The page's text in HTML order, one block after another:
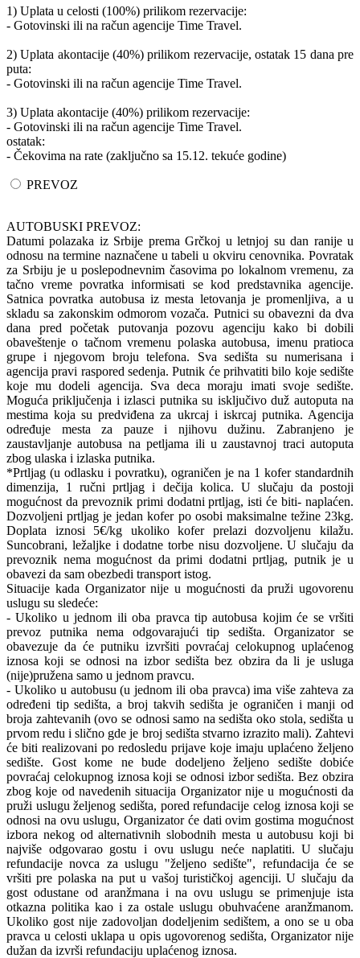
1) Uplata u celosti (100%) prilikom rezervacije:
- Gotovinski ili na račun agencije Time Travel.
2) Uplata akontacije (40%) prilikom rezervacije, ostatak 15 dana pre
puta:
- Gotovinski ili na račun agencije Time Travel.
3) Uplata akontacije (40%) prilikom rezervacije:
- Gotovinski ili na račun agencije Time Travel.
ostatak:
- Čekovima na rate (zaključno sa 15.12. tekuće godine)
PREVOZ
AUTOBUSKI PREVOZ:
Datumi polazaka iz Srbije prema Grčkoj u letnjoj su dan ranije u
odnosu na termine naznačene u tabeli u okviru cenovnika. Povratak
za Srbiju je u poslepodnevnim časovima po lokalnom vremenu, za
tačno vreme povratka informisati se kod predstavnika agencije.
Satnica povratka autobusa iz mesta letovanja je promenljiva, a u
skladu sa zakonskim odmorom vozača. Putnici su obavezni da dva
dana pred početak putovanja pozovu agenciju kako bi dobili
obaveštenje o tačnom vremenu polaska autobusa, imenu pratioca
grupe i njegovom broju telefona. Sva sedišta su numerisana i
agencija pravi raspored sedenja. Putnik će prihvatiti bilo koje sedište
koje mu dodeli agencija. Sva deca moraju imati svoje sedište.
Moguća priključenja i izlasci putnika su isključivo duž autoputa na
mestima koja su predviđena za ukrcaj i iskrcaj putnika. Agencija
određuje mesta za pauze i njihovu dužinu. Zabranjeno je
zaustavljanje autobusa na petljama ili u zaustavnoj traci autoputa
zbog ulaska i izlaska putnika.
*Prtljag (u odlasku i povratku), ograničen je na 1 kofer standardnih
dimenzija, 1 ručni prtljag i dečija kolica. U slučaju da postoji
mogućnost da prevoznik primi dodatni prtljag, isti će biti- naplaćen.
Dozvoljeni prtljag je jedan kofer po osobi maksimalne težine 23kg.
Doplata iznosi 5€/kg ukoliko kofer prelazi dozvoljenu kilažu.
Suncobrani, ležaljke i dodatne torbe nisu dozvoljene. U slučaju da
prevoznik nema mogućnost da primi dodatni prtljag, putnik je u
obavezi da sam obezbedi transport istog.
Situacije kada Organizator nije u mogućnosti da pruži ugovorenu
uslugu su sledeće:
- Ukoliko u jednom ili oba pravca tip autobusa kojim će se vršiti
prevoz putnika nema odgovarajući tip sedišta. Organizator se
obavezuje da će putniku izvršiti povraćaj celokupnog uplaćenog
iznosa koji se odnosi na izbor sedišta bez obzira da li je usluga
(nije)pružena samo u jednom pravcu.
- Ukoliko u autobusu (u jednom ili oba pravca) ima više zahteva za
određeni tip sedišta, a broj takvih sedišta je ograničen i manji od
broja zahtevanih (ovo se odnosi samo na sedišta oko stola, sedišta u
prvom redu i slično gde je broj sedišta stvarno izrazito mali). Zahtevi
će biti realizovani po redosledu prijave koje imaju uplaćeno željeno
sedište. Gost kome ne bude dodeljeno željeno sedište dobiće
povraćaj celokupnog iznosa koji se odnosi izbor sedišta. Bez obzira
zbog koje od navedenih situacija Organizator nije u mogućnosti da
pruži uslugu željenog sedišta, pored refundacije celog iznosa koji se
odnosi na ovu uslugu, Organizator će dati ovim gostima mogućnost
izbora nekog od alternativnih slobodnih mesta u autobusu koji bi
najviše odgovarao gostu i ovu uslugu neće naplatiti. U slučaju
refundacije novca za uslugu "željeno sedište", refundacija će se
vršiti pre polaska na put u vašoj turističkoj agenciji. U slučaju da
gost odustane od aranžmana i na ovu uslugu se primenjuje ista
otkazna politika kao i za ostale uslugu obuhvaćene aranžmanom.
Ukoliko gost nije zadovoljan dodeljenim sedištem, a ono se u oba
pravca u celosti uklapa u opis ugovorenog sedišta, Organizator nije
dužan da izvrši refundaciju uplaćenog iznosa.